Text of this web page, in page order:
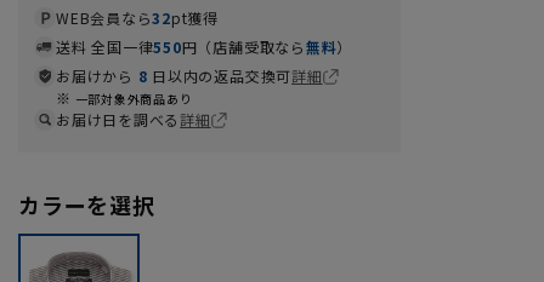
WEB会員なら32pt獲得
送料 全国一律550円（店舗受取なら無料）
お届けから 8 日以内の返品交換可詳細
一部対象外商品あり
お届け日を調べる詳細
カラーを選択